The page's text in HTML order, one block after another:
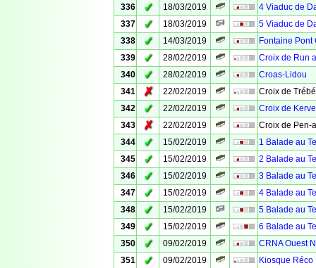
336
✓ 18/03/2019
4 Viaduc de
337
✓ 18/03/2019
5 Viaduc de
338
✓ 14/03/2019
Fontaine Pont
339
✓ 28/02/2019
Croix de Run
340
✓ 28/02/2019
Croas-Lidou
341
✗ 22/02/2019
Croix de
342
✓ 22/02/2019
Croix de
343
✗ 22/02/2019
Croix de Pen-
344
✓ 15/02/2019
1 Balade au
345
✓ 15/02/2019
2 Balade au
346
✓ 15/02/2019
3 Balade au
347
✓ 15/02/2019
4 Balade au
348
✓ 15/02/2019
5 Balade au
349
✓ 15/02/2019
6 Balade au
350
✓ 09/02/2019
CRNA Ouest
351
✓ 09/02/2019
Kiosque Réco